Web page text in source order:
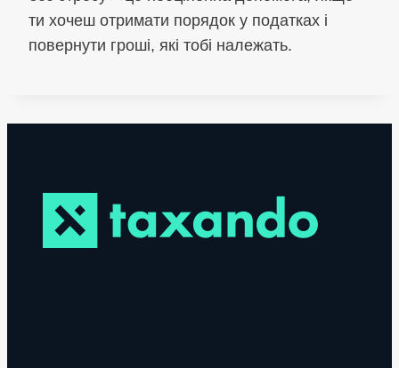
ти хочеш отримати порядок у податках і
повернути гроші, які тобі належать.